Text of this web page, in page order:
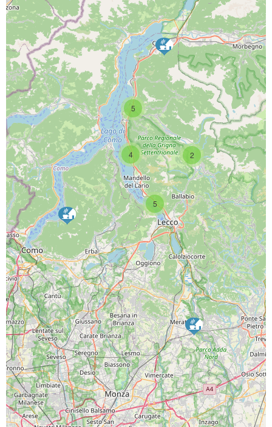
4 2
5
5
CAPOFILA:
PARTNER DI PROGETTO:
SCARICA L'APP
PAGINE SOCIAL